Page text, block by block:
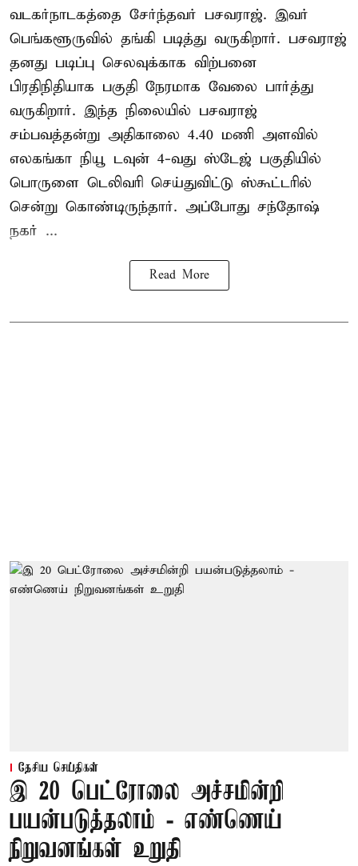
வடகர்நாடகத்தை சேர்ந்தவர் பசவராஜ். இவர்
பெங்களூருவில் தங்கி படித்து வருகிறார். பசவராஜ்
தனது படிப்பு செலவுக்காக விற்பனை
பிரதிநிதியாக பகுதி நேரமாக வேலை பார்த்து
வருகிறார். இந்த நிலையில் பசவராஜ்
சம்பவத்தன்று அதிகாலை 4.40 மணி அளவில்
எலகங்கா நியூ டவுன் 4-வது ஸ்டேஜ் பகுதியில்
பொருளை டெலிவரி செய்துவிட்டு ஸ்கூட்டரில்
சென்று கொண்டிருந்தார். அப்போது சந்தோஷ்
நகர் ...
Read More
தேசிய செய்திகள்
இ 20 பெட்ரோலை அச்சமின்றி
பயன்படுத்தலாம் - எண்ணெய்
நிறுவனங்கள் உறுதி